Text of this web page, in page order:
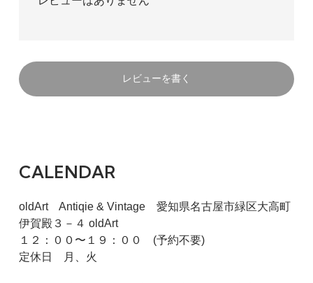
レビューを書く
CALENDAR
oldArt Antiqie & Vintage 愛知県名古屋市緑区大高町
伊賀殿３－４ oldArt
１２：００〜１９：００ (予約不要)
定休日 月、火